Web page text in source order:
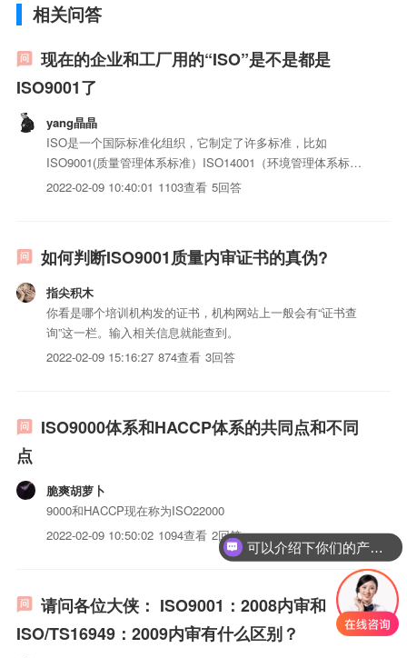
相关问答
现在的企业和工厂用的“ISO”是不是都是
ISO9001了
yang晶晶
ISO是一个国际标准化组织，它制定了许多标准，比如
ISO9001(质量管理体系标准）ISO14001（环境管理体系标
准）ISO13485（医疗器械质量体系标准）。。。ISO9001是
2022-02-09 10:40:01 1103查看 5回答
如何判断ISO9001质量内审证书的真伪?
指尖积木
你看是哪个培训机构发的证书，机构网站上一般会有“证书查
询”这一栏。输入相关信息就能查到。
2022-02-09 15:16:27 874查看 3回答
ISO9000体系和HACCP体系的共同点和不同
点
脆爽胡萝卜
9000和HACCP现在称为ISO22000
2022-02-09 10:50:02 1094查看 2回答
请问各位大侠： ISO9001：2008内审和
ISO/TS16949：2009内审有什么区别？
可以介绍下你们的产品么？